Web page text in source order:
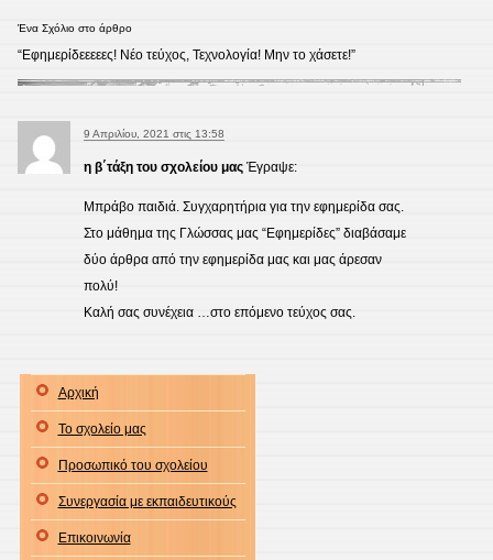
Ένα Σχόλιο στο άρθρο
“Εφημερίδεεεεες! Νέο τεύχος, Τεχνολογία! Μην το χάσετε!”
9 Απριλίου, 2021 στις 13:58
η β΄τάξη του σχολείου μας Έγραψε:
Μπράβο παιδιά. Συγχαρητήρια για την εφημερίδα σας.
Στο μάθημα της Γλώσσας μας “Εφημερίδες” διαβάσαμε
δύο άρθρα από την εφημερίδα μας και μας άρεσαν
πολύ!
Καλή σας συνέχεια …στο επόμενο τεύχος σας.
Αρχική
Το σχολείο μας
Προσωπικό του σχολείου
Συνεργασία με εκπαιδευτικούς
Επικοινωνία